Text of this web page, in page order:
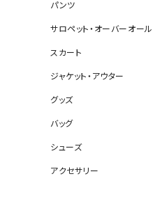
パンツ
サロペット・オーバーオール
スカート
ジャケット・アウター
グッズ
バッグ
シューズ
アクセサリー